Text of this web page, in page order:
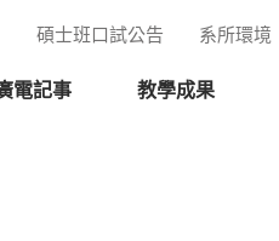
碩士班口試公告 系所環境
電記事 教學成果